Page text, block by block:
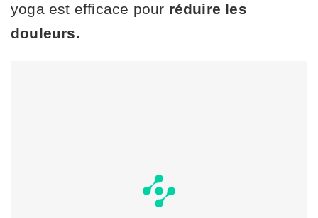
yoga est efficace pour réduire les
douleurs.